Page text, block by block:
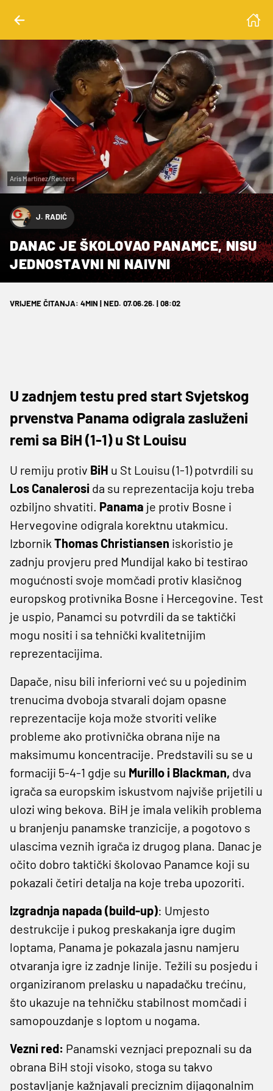
Aris Martinez/Reuters
J. RADIĆ
DANAC JE ŠKOLOVAO PANAMCE, NISU
JEDNOSTAVNI NI NAIVNI
VRIJEME ČITANJA: 4MIN | NED. 07.06.26. | 08:02
U zadnjem testu pred start Svjetskog
prvenstva Panama odigrala zasluženi
remi sa BiH (1-1) u St Louisu
U remiju protiv BiH u St Louisu (1-1) potvrdili su
Los Canalerosi da su reprezentacija koju treba
ozbiljno shvatiti. Panama je protiv Bosne i
Hervegovine odigrala korektnu utakmicu.
Izbornik Thomas Christiansen iskoristio je
zadnju provjeru pred Mundijal kako bi testirao
mogućnosti svoje momčadi protiv klasičnog
europskog protivnika Bosne i Hercegovine. Test
je uspio, Panamci su potvrdili da se taktički
mogu nositi i sa tehnički kvalitetnijim
reprezentacijima.
Dapače, nisu bili inferiorni već su u pojedinim
trenucima dvoboja stvarali dojam opasne
reprezentacije koja može stvoriti velike
probleme ako protivnička obrana nije na
maksimumu koncentracije. Predstavili su se u
formaciji 5-4-1 gdje su Murillo i Blackman, dva
igrača sa europskim iskustvom najviše prijetili u
ulozi wing bekova. BiH je imala velikih problema
u branjenju panamske tranzicije, a pogotovo s
ulascima veznih igrača iz drugog plana. Danac je
očito dobro taktički školovao Panamce koji su
pokazali četiri detalja na koje treba upozoriti.
Izgradnja napada (build-up): Umjesto
destrukcije i pukog preskakanja igre dugim
loptama, Panama je pokazala jasnu namjeru
otvaranja igre iz zadnje linije. Težili su posjedu i
organiziranom prelasku u napadačku trećinu,
što ukazuje na tehničku stabilnost momčadi i
samopouzdanje s loptom u nogama.
Vezni red: Panamski veznjaci prepoznali su da
obrana BiH stoji visoko, stoga su takvo
postavljanje kažnjavali preciznim dijagonalnim